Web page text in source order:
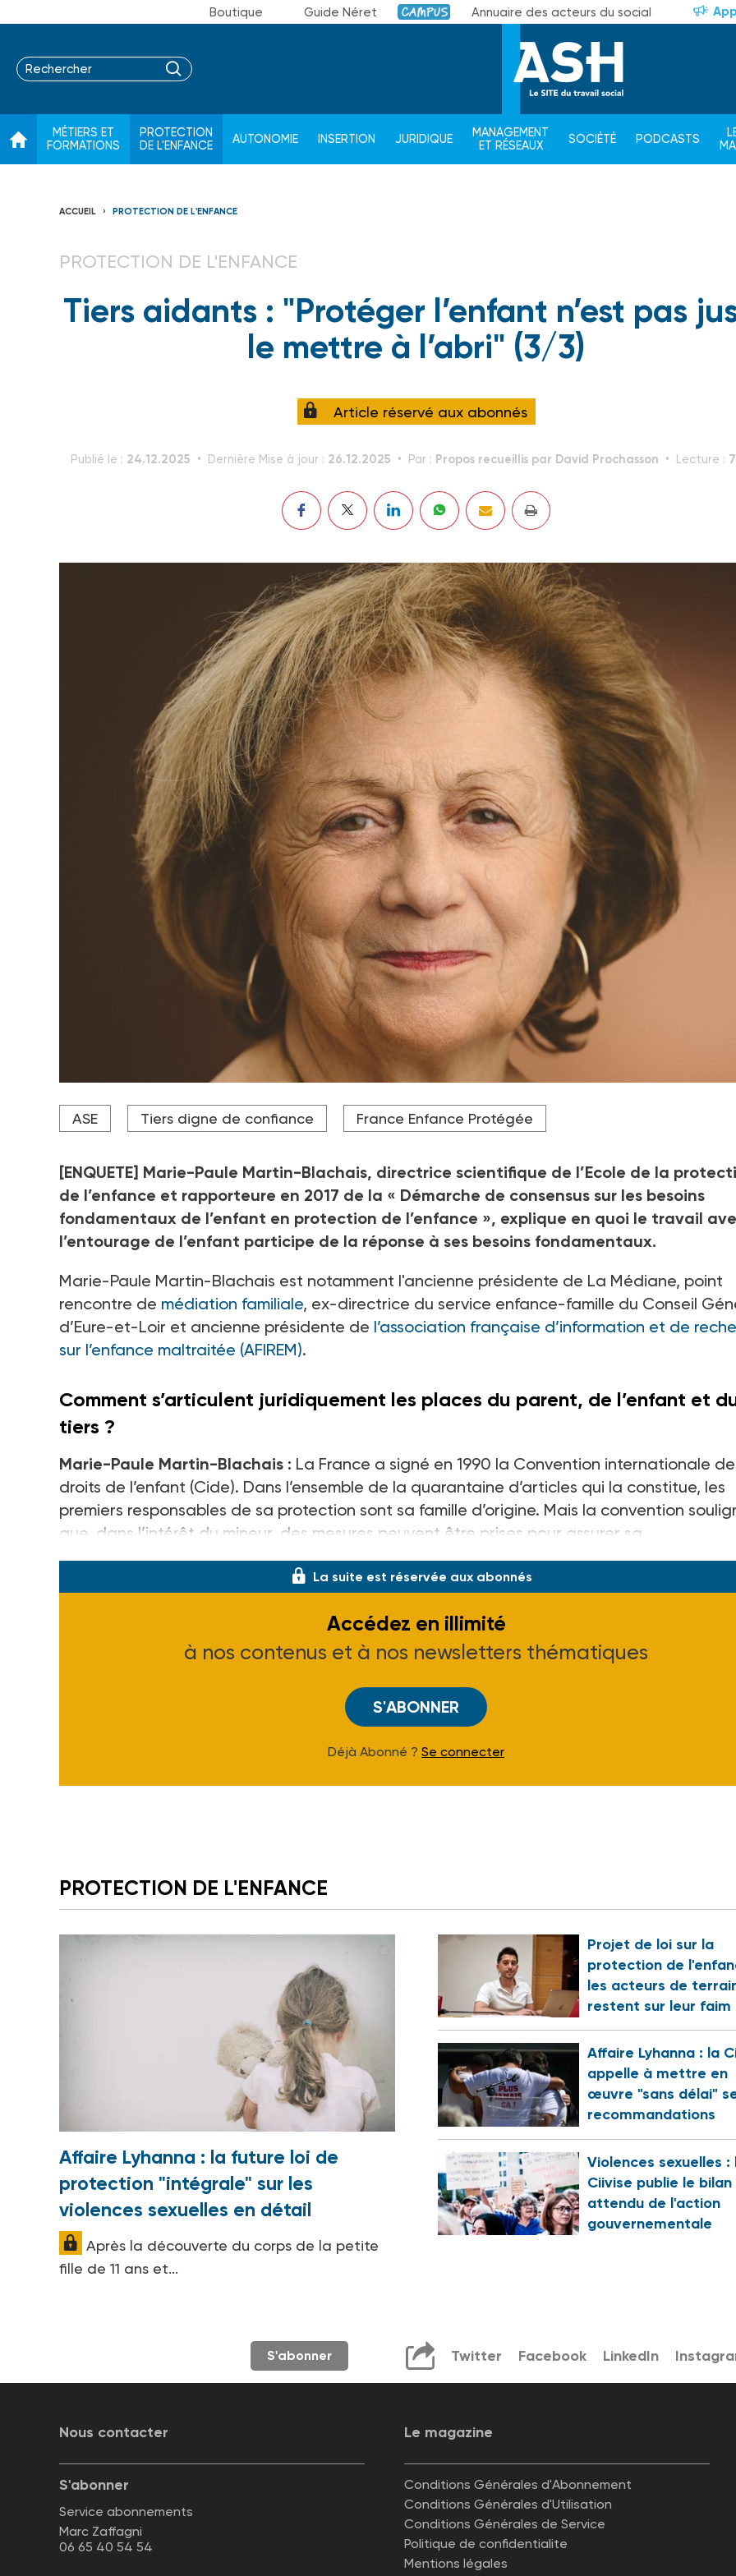
Boutique Guide Néret Campus Annuaire des acteurs du social
MÉTIERS ET
FORMATIONS
PROTECTION
DE L'ENFANCE
AUTONOMIE INSERTION JURIDIQUE
MANAGEMENT
ET RÉSEAUX
SOCIÉTÉ PODCASTS
ACCUEIL PROTECTION DE L'ENFANCE
PROTECTION DE L'ENFANCE
Tiers aidants : "Protéger l’enfant n’est pas
le mettre à l’abri" (3/3)
Article réservé aux abonnés
Publié le : 24.12.2025 Dernière Mise à jour : 26.12.2025 Par : Propos recueillis par David Prochasson Lecture :
Marie-Paule Martin-Blachais a été directrice générale de 2009 à 2015 du GIP devenu depuis France Enfance
protégée.
ASE Tiers digne de confiance France Enfance Protégée
[ENQUETE] Marie-Paule Martin-Blachais, directrice scientifique de l’Ecole de la
de l’enfance et rapporteure en 2017 de la « Démarche de consensus sur les besoins
fondamentaux de l’enfant en protection de l’enfance », explique en quoi le travail
l’entourage de l’enfant participe de la réponse à ses besoins fondamentaux.
Marie-Paule Martin-Blachais est notamment l'ancienne présidente de La Médiane, point
rencontre de médiation familiale, ex-directrice du service enfance-famille du Conseil
d’Eure-et-Loir et ancienne présidente de l’association française d’information et de
sur l’enfance maltraitée (AFIREM).
Comment s’articulent juridiquement les places du parent, de l’enfant et
tiers ?
Marie-Paule Martin-Blachais : La France a signé en 1990 la Convention internationale
droits de l’enfant (Cide). Dans l’ensemble de la quarantaine d’articles qui la constitue, les
premiers responsables de sa protection sont sa famille d’origine. Mais la convention
que, dans l’intérêt du mineur, des mesures peuvent être prises pour assurer sa
La suite est réservée aux abonnés
Accédez en illimité
à nos contenus et à nos newsletters thématiques
S'ABONNER
Déjà Abonné ? Se connecter
PROTECTION DE L'ENFANCE
Affaire Lyhanna : la future loi de
protection "intégrale" sur les
violences sexuelles en détail
Après la découverte du corps de la petite
fille de 11 ans et...
Projet de loi sur la
protection de
les acteurs de
restent sur leur faim
Affaire Lyhanna : la
appelle à mettre en
œuvre "sans délai"
recommandations
Violences sexuelles :
Ciivise publie le
attendu de l'action
gouvernementale
S'abonner Twitter Facebook LinkedIn
Nous contacter Le magazine
S'abonner
Service abonnements
Marc Zaffagni
06 65 40 54 54
Conditions Générales d'Abonnement
Conditions Générales d'Utilisation
Conditions Générales de Service
Politique de confidentialite
Mentions légales